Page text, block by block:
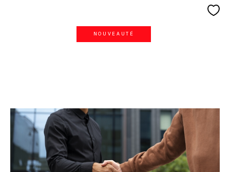
NOUVEAUTÉ